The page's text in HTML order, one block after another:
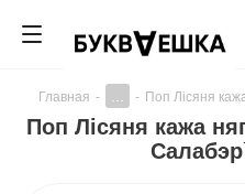
Главная - - Поп Лiсяня
Поп Лiсяня кажа